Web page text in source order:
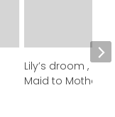
Lily’s droom ,
Maid to Mother